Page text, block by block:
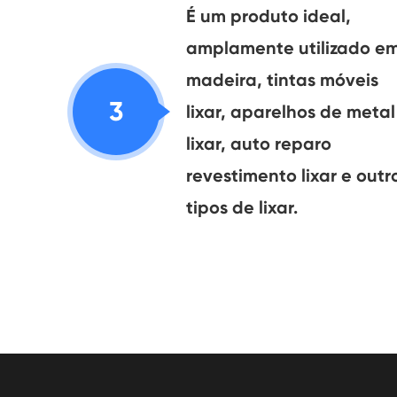
3
É um produto ideal,
amplamente utilizado
madeira, tintas móveis
lixar, aparelhos de metal
lixar, auto reparo
revestimento lixar e
tipos de lixar.